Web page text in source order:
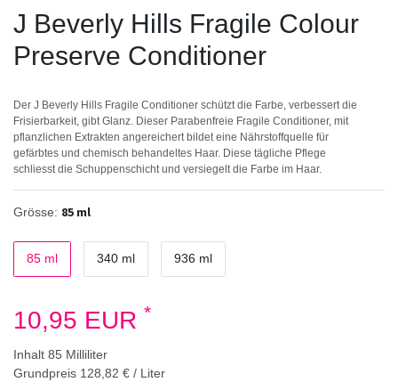
J Beverly Hills Fragile Colour
Preserve Conditioner
Der J Beverly Hills Fragile Conditioner schützt die Farbe, verbessert die
Frisierbarkeit, gibt Glanz. Dieser Parabenfreie Fragile Conditioner, mit
pflanzlichen Extrakten angereichert bildet eine Nährstoffquelle für
gefärbtes und chemisch behandeltes Haar. Diese tägliche Pflege
schliesst die Schuppenschicht und versiegelt die Farbe im Haar.
Grösse: 85 ml
85 ml 340 ml 936 ml
10,95 EUR *
Inhalt 85 Milliliter
Grundpreis 128,82 € / Liter